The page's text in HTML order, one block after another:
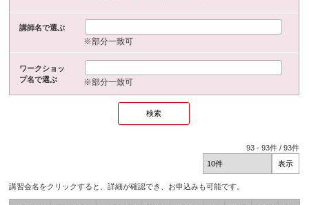
講師名で選ぶ
※部分一致可
ワークショッ
プ名で選ぶ
※部分一致可
93 -93件 /93件
講習会名をクリックすると、詳細が確認でき、お申込みも可能です。